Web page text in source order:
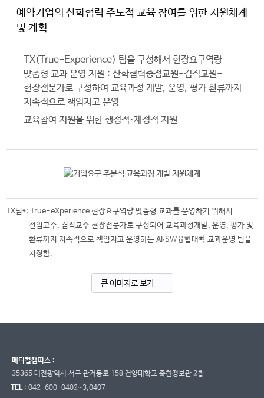
예약기업의 산학협력 주도적 교육 참여를 위한 지원체계
및 계획
TX(True-Experience) 팀을 구성해서 현장요구역량
맞춤형 교과 운영 지원 : 산학협력중점교원-겸직교원-
현장전문가로 구성하여 교육과정 개발, 운영, 평가 환류까지
지속적으로 책임지고 운영
교육참여 지원을 위한 행정적·재정적 지원
TX팀*: True-eXperience 현장요구역량 맞춤형 교과를 운영하기 위해서
전임교수, 겸직교수 현장전문가로 구성되어 교육과정개발, 운영, 평가 및
환류까지 지속적으로 책임지고 운영하는 AI∙SW융합대학 교과운영 팀을
지징함.
큰 이미지로 보기
메디컬캠퍼스 :
35365 대전광역시 서구 관저동로 158 건양대학교 죽헌정보관 2층
TEL : 042-600-0402~3,0407